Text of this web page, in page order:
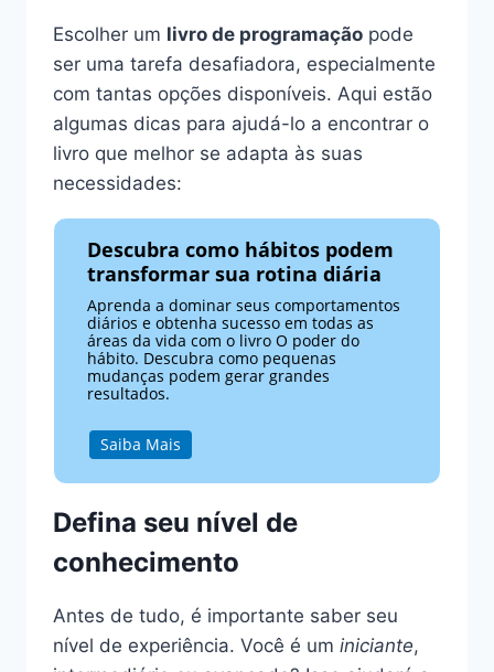
Escolher um livro de programação pode
ser uma tarefa desafiadora, especialmente
com tantas opções disponíveis. Aqui estão
algumas dicas para ajudá-lo a encontrar o
livro que melhor se adapta às suas
necessidades:
Descubra como hábitos podem
transformar sua rotina diária
Aprenda a dominar seus comportamentos
diários e obtenha sucesso em todas as
áreas da vida com o livro O poder do
hábito. Descubra como pequenas
mudanças podem gerar grandes
resultados.
Saiba Mais
Defina seu nível de
conhecimento
Antes de tudo, é importante saber seu
nível de experiência. Você é um iniciante,